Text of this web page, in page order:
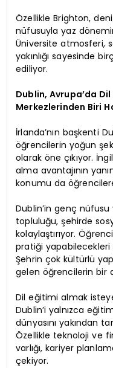
Özellikle Brighton,
nüfusuyla yaz
Üniversite atmosferi,
yakınlığı sayesinde
ediliyor.
Dublin, Avrupa’da
Merkezlerinden Biri
İrlanda’nın başkenti
öğrencilerin yoğun
olarak öne çıkıyor.
alma avantajının
konumu da
Dublin’in genç
topluluğu, şehirde
kolaylaştırıyor.
pratiği yapabilecekleri
Şehrin çok kültürlü
gelen öğrencilerin bir
Dil eğitimi almak
Dublin’i yalnızca
dünyasını yakından
Özellikle teknoloji ve
varlığı, kariyer
çekiyor.